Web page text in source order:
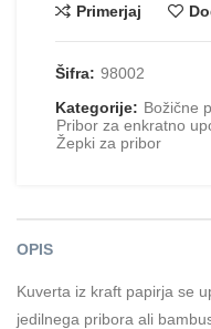
Primerjaj
Šifra: 98002
Kategorije: Božične
Pribor za enkratno
Žepki za pribor
OPIS
Kuverta iz kraft papirja se
jedilnega pribora ali